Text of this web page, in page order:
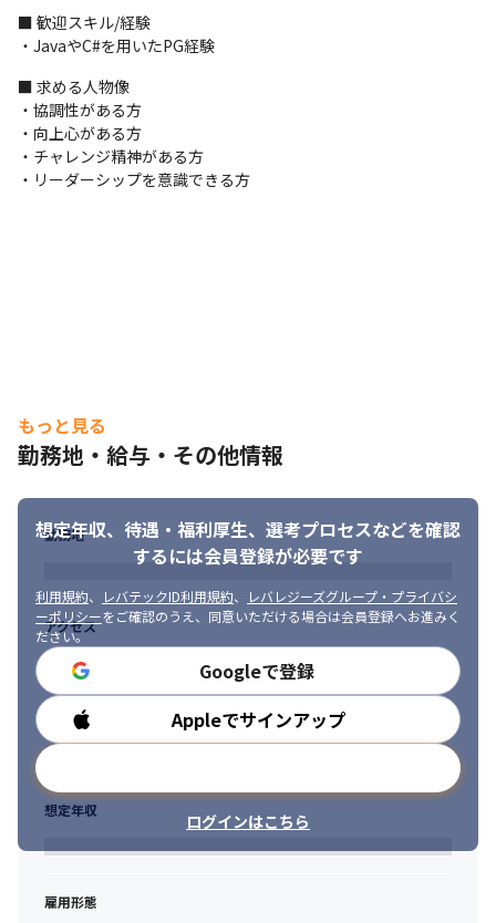
※常駐先での勤務：あり
＜配属先の決め方＞
案件ありきではなく、あなたの希望をヒアリングした上で、希望
に沿った案件を営業が開拓し、アサインします。
営業担当とは毎月面談するため、案件についての相談ができる環
境です。
■ この仕事の面白み、魅力
・AI×自社サービスに携われます
将来的には、AI技術を搭載した自社サービスの展開を構想してい
るため、機械学習を含む、AIの分野にチャレンジでき、技術者と
るのは自動運転関係です。
・メタバース領域に携われます
大手企業も興味をしめしているメタバース領域へのチャレンジも
スタートさせています。
・同じクライアント先で勤務する場合も同じ業務を継続するので
はなく、1～3年を目安にステップアップを図ります
■ 歓迎スキル/経験
・JavaやC#を用いたPG経験
■ 求める人物像
・協調性がある方
・向上心がある方
・チャレンジ精神がある方
・リーダーシップを意識できる方
もっと見る
勤務地・給与・その他情報
想定年収、待遇・福利厚生、 選考プロセスなどを確認
するには会員登録が必要です
利用規約、 レバテックID利用規約、
レバレジーズグループ・プライバシ
ーポリシーをご確認のうえ、同意いただける場合は会員登録へお進みく
ださい。
Googleで登録
Appleでサインアップ
ログインはこちら
勤務地
アクセス
勤務時間
想定年収
雇用形態